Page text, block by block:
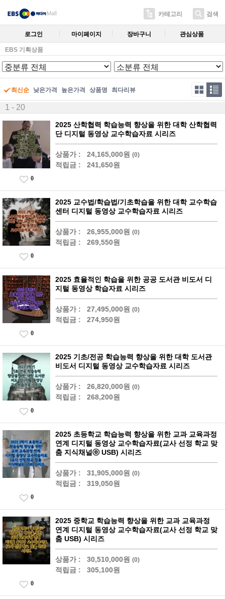
카테고리 검색
로그인 마이페이지 장바구니 관심상품
EBS 기획상품
최신순 낮은가격 높은가격 상품명 최다리뷰
1 - 20
2025 산학협력 학습능력 향상을 위한 대학 산학협력
단 디지털 동영상 교수학습자료 시리즈
상품가 : 24,165,000원 (0)
적립금 : 241,650원
0
2025 교수법/학습법/기초학습을 위한 대학 교수학습
센터 디지털 동영상 교수학습자료 시리즈
상품가 : 26,955,000원 (0)
적립금 : 269,550원
0
2025 효율적인 학습을 위한 공공 도서관 비도서 디
지털 동영상 학습자료 시리즈
상품가 : 27,495,000원 (0)
적립금 : 274,950원
0
2025 기초/전공 학습능력 향상을 위한 대학 도서관
비도서 디지털 동영상 교수학습자료 시리즈
상품가 : 26,820,000원 (0)
적립금 : 268,200원
0
2025 초등학교 학습능력 향상을 위한 교과 교육과정
연계 디지털 동영상 교수학습자료(교사 선정 학교 맞
춤 지식채널ⓔ USB) 시리즈
상품가 : 31,905,000원 (0)
적립금 : 319,050원
0
2025 중학교 학습능력 향상을 위한 교과 교육과정
연계 디지털 동영상 교수학습자료(교사 선정 학교 맞
춤 USB) 시리즈
상품가 : 30,510,000원 (0)
적립금 : 305,100원
0